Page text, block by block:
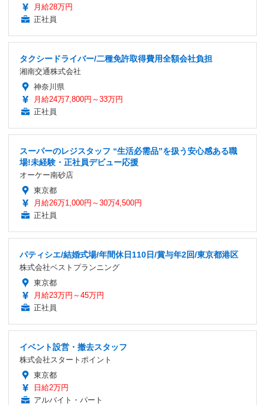
月給28万円
正社員
タクシードライバー/二種免許取得費用全額会社負担
湘南交通株式会社
神奈川県
月給24万7,800円～33万円
正社員
スーパーのレジスタッフ “生活必需品”を扱う安心感ある職
場!未経験・正社員デビュー応援
オーケー南砂店
東京都
月給26万1,000円～30万4,500円
正社員
パティシエ/結婚式場/年間休日110日/賞与年2回/東京都港区
株式会社ベストプランニング
東京都
月給23万円～45万円
正社員
イベント設営・撤去スタッフ
株式会社スタートポイント
東京都
日給2万円
アルバイト・パート